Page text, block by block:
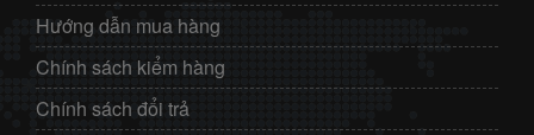
Hướng dẫn mua hàng
Chính sách kiểm hàng
Chính sách đổi trả